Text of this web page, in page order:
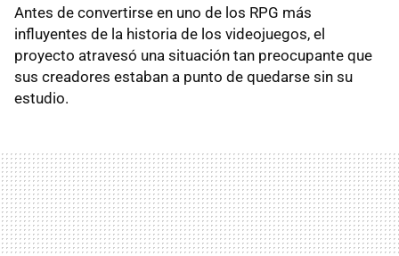
Antes de convertirse en uno de los RPG más
influyentes de la historia de los videojuegos, el
proyecto atravesó una situación tan preocupante que
sus creadores estaban a punto de quedarse sin su
estudio.